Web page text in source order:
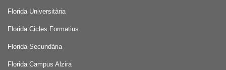
Florida Universitària
Florida Cicles Formatius
Florida Secundària
Florida Campus Alzira